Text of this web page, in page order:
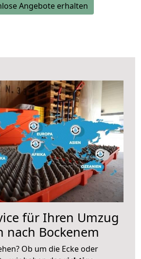
Angebote erhalten
für Ihren Umzug
nach Bockenem
Ob um die Ecke oder